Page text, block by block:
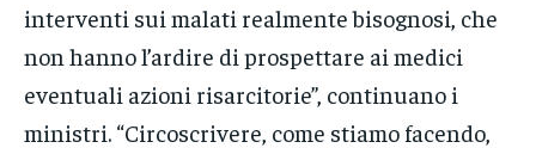
interventi sui malati realmente bisognosi, che
non hanno l’ardire di prospettare ai medici
eventuali azioni risarcitorie”, continuano i
ministri. “Circoscrivere, come stiamo facendo,